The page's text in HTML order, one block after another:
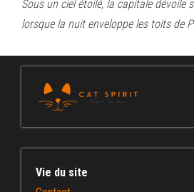
Sous un ciel étoilé, la capitale dévoile
lorsque la nuit enveloppe les toits de
Vie du site